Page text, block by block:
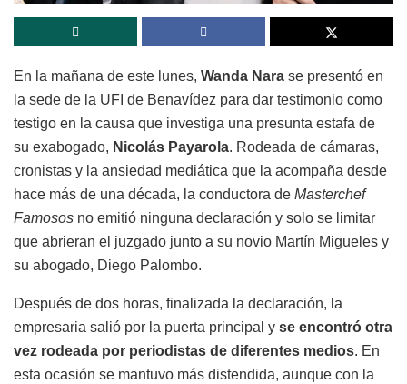
En la mañana de este lunes, Wanda Nara se presentó en
la sede de la UFI de Benavídez para dar testimonio como
testigo en la causa que investiga una presunta estafa de
su exabogado, Nicolás Payarola. Rodeada de cámaras,
cronistas y la ansiedad mediática que la acompaña desde
hace más de una década, la conductora de Masterchef
Famosos no emitió ninguna declaración y solo se limitar
que abrieran el juzgado junto a su novio Martín Migueles y
su abogado, Diego Palombo.
Después de dos horas, finalizada la declaración, la
empresaria salió por la puerta principal y se encontró otra
vez rodeada por periodistas de diferentes medios. En
esta ocasión se mantuvo más distendida, aunque con la